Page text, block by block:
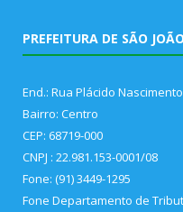
PREFEITURA DE SÃO
End.: Rua Plácido
Bairro: Centro
CEP: 68719-000
CNPJ : 22.981.153-0001/08
Fone: (91) 3449-1295
Fone Departamento de